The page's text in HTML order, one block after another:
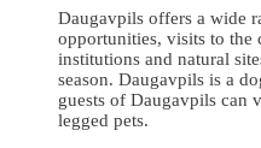
Daugavpils offers a wide
opportunities, visits to the
institutions and natural
season. Daugavpils is a
guests of Daugavpils can
legged pets.